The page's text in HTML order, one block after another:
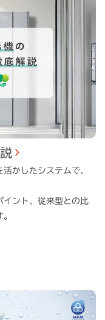
かしたシステムで、
イント、従来型との比